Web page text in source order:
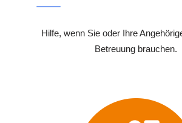
Hilfe, wenn Sie oder Ihre
Betreuung brauchen.